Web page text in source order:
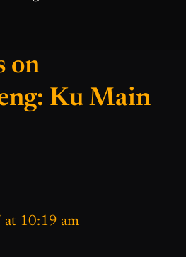
on
Ku Main
at 10:19 am